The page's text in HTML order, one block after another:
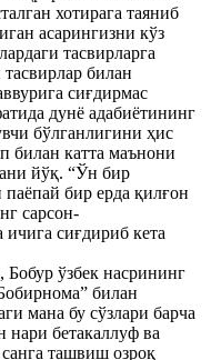
хотирага таяниб
асарингизни кўз
тасвирларга
билан
сиғдирмас
дунё адабиётининг
бўлганлигини ҳис
билан катта маънони
йўқ. “Ўн бир
бир ерда қилғон
сарсон-
сиғдириб кета
Бобур ўзбек насрининг
билан
мана бу сўзлари барча
нари бетакаллуф ва
ташвиш озроқ